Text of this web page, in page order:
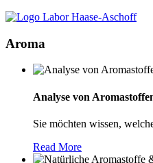
Aroma
Analyse von
Sie möchten wissen,
Read More